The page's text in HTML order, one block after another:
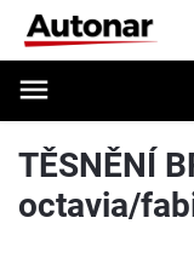
TĚSNĚNÍ
octavia/